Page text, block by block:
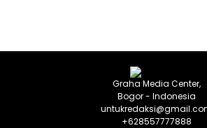
Graha Media Center,
Bogor - Indonesia
+628557777888